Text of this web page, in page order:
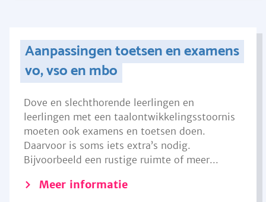
Aanpassingen toetsen en examens
vo, vso en mbo
Dove en slechthorende leerlingen en
leerlingen met een taalontwikkelingsstoornis
moeten ook examens en toetsen doen.
Daarvoor is soms iets extra’s nodig.
Bijvoorbeeld een rustige ruimte of meer...
Meer informatie